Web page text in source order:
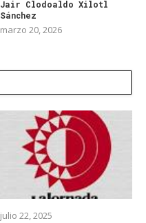
Jair Clodoaldo Xilotl
Sánchez
marzo 20, 2026
julio 22, 2025